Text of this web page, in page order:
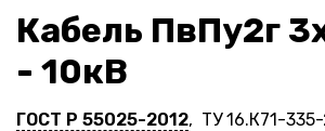
Кабель ПвПу2г
- 10кВ
ГОСТ Р 55025-2012, ТУ 16.К71-